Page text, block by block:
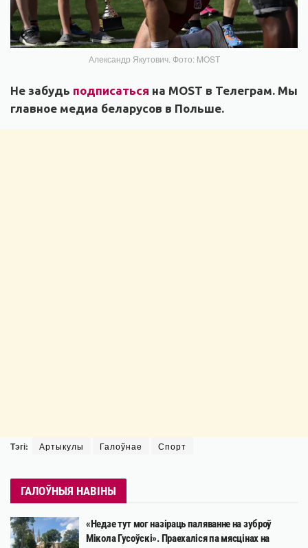
Александр Якутович. Фото: MOST
Не забудь подписаться на MOST в Телеграм. Мы
главное медиа беларусов в Польше.
Тэгі: Артыкулы Галоўнае Спорт
ГАЛОЎНЫЯ НАВІНЫ
«Недзе тут мог назіраць паляванне на зуброў
Мікола Гусоўскі». Праехаліся па мясцінах на